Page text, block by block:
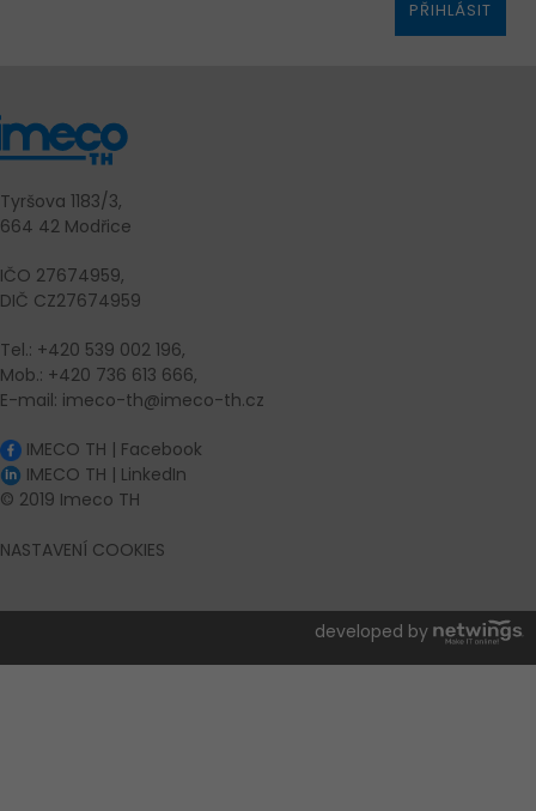
PŘIHLÁSIT
Tyršova 1183/3,
664 42 Modřice
IČO 27674959,
DIČ CZ27674959
Tel.: +420 539 002 196,
Mob.: +420 736 613 666,
E-mail: imeco-th@imeco-th.cz
IMECO TH | Facebook
IMECO TH | LinkedIn
© 2019 Imeco TH
NASTAVENÍ COOKIES
developed by